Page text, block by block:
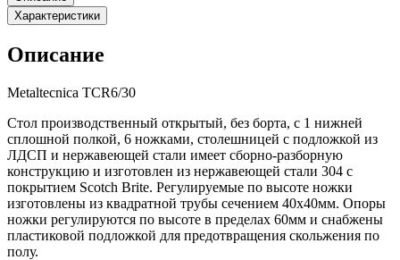
Характеристики
Описание
Metaltecnica TCR6/30
Стол производственный открытый, без борта, с 1 нижней
сплошной полкой, 6 ножками, столешницей с подложкой из
ЛДСП и нержавеющей стали имеет сборно-разборную
конструкцию и изготовлен из нержавеющей стали 304 с
покрытием Scotch Brite. Регулируемые по высоте ножки
изготовлены из квадратной трубы сечением 40х40мм. Опоры
ножки регулируются по высоте в пределах 60мм и снабжены
пластиковой подложкой для предотвращения скольжения по
полу.